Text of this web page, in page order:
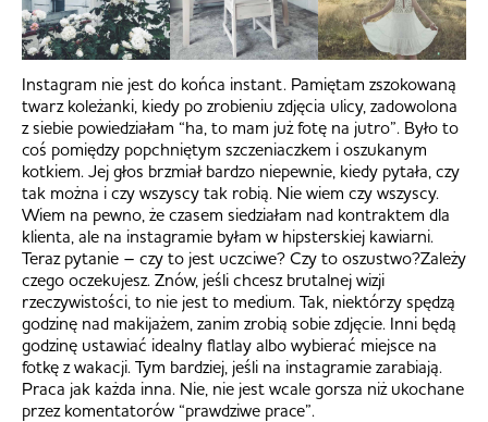
Instagram nie jest do końca instant. Pamiętam zszokowaną
twarz koleżanki, kiedy po zrobieniu zdjęcia ulicy, zadowolona
z siebie powiedziałam “ha, to mam już fotę na jutro”. Było to
coś pomiędzy popchniętym szczeniaczkem i oszukanym
kotkiem. Jej głos brzmiał bardzo niepewnie, kiedy pytała, czy
tak można i czy wszyscy tak robią. Nie wiem czy wszyscy.
Wiem na pewno, że czasem siedziałam nad kontraktem dla
klienta, ale na instagramie byłam w hipsterskiej kawiarni.
Teraz pytanie – czy to jest uczciwe? Czy to oszustwo?Zależy
czego oczekujesz. Znów, jeśli chcesz brutalnej wizji
rzeczywistości, to nie jest to medium. Tak, niektórzy spędzą
godzinę nad makijażem, zanim zrobią sobie zdjęcie. Inni będą
godzinę ustawiać idealny flatlay albo wybierać miejsce na
fotkę z wakacji. Tym bardziej, jeśli na instagramie zarabiają.
Praca jak każda inna. Nie, nie jest wcale gorsza niż ukochane
przez komentatorów “prawdziwe prace”.